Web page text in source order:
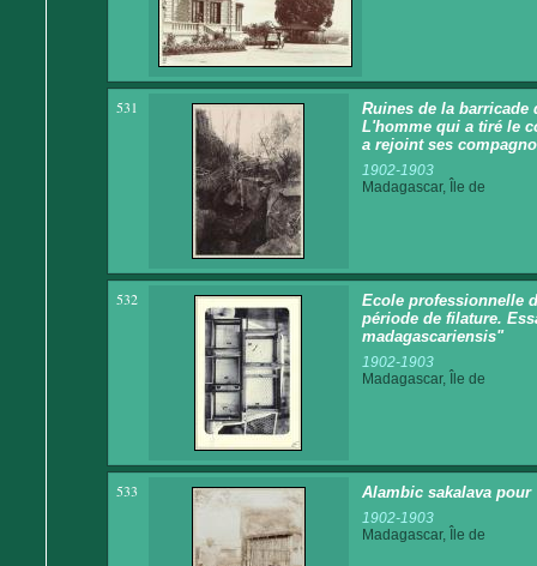
531
Ruines de la barricade
L'homme qui a tiré le
a rejoint ses
1902-1903
Madagascar, Île de
532
Ecole professionnelle
période de filature.
madagascariensis"
1902-1903
Madagascar, Île de
533 Alambic sakalava pour
1902-1903
Madagascar, Île de